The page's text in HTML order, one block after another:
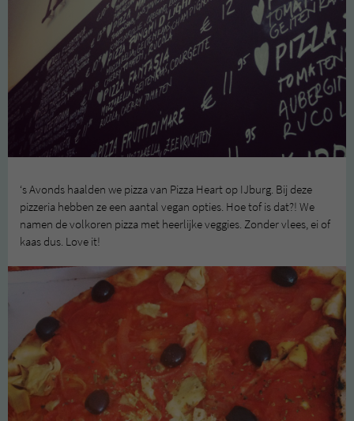
‘s Avonds haalden we pizza van Pizza Heart op IJburg. Bij deze
pizzeria hebben ze een aantal vegan opties. Hoe tof is dat?! We
namen de volkoren pizza met heerlijke veggies. Zonder vlees, ei of
kaas dus. Love it!